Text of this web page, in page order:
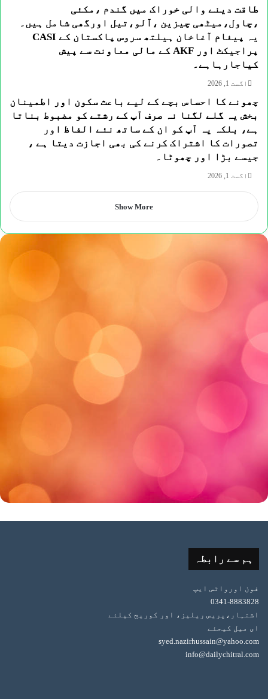
طاقت دینے والی خوراک میں گندم ،مکئی
،چاول،میٹھی چیزین ،آلو،تیل اورگھی شامل ہیں۔
یہ پیغام آغاخان ہیلتھ سروس پاکستان کے CASI
پراجیکٹ اور AKF کے مالی معاونت سے پیش
کیاجارہاہے۔
اگست 1, 2026
چھونے کا احساس بچے کے لیے باعث سکون اور اطمینان
بخش یہ گلے لگنا نہ صرف آپ کے رشتے کو مضبوط بناتا
ہے، بلکہ یہ آپ کو ان کے ساتھ نئے الفاظ اور
تصورات کا اشتراک کرنے کی بھی اجازت دیتا ہے ،
جیسے بڑا اور چھوٹا۔
اگست 1, 2026
Show More
ہم سے رابطہ
فون اورواٹس ایپ
0341-8883828
اشتہار،پریس ریلیز، اور کوریج کیلئے
ای میل کیجئے
syed.nazirhussain@yahoo.com
info@dailychitral.com